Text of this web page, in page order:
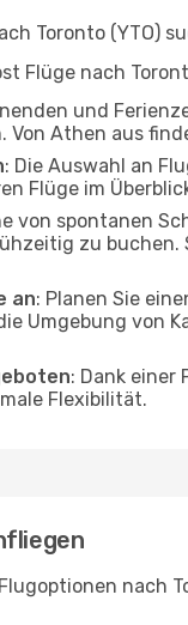
Toronto (YTO)
Flüge nach
und
Athen aus
: Die Auswahl an
Flüge im
von spontanen
zu
an: Planen Sie
Umgebung von
: Dank einer
Flexibilität.
nach